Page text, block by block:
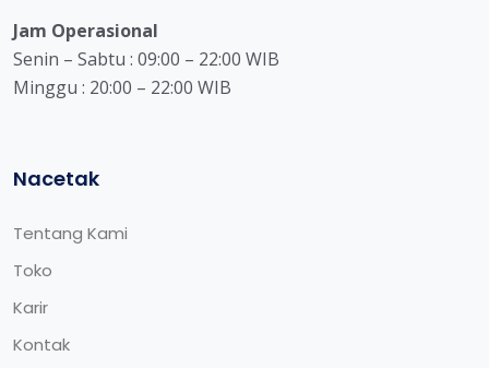
Jam Operasional
Senin – Sabtu : 09:00 – 22:00 WIB
Minggu : 20:00 – 22:00 WIB
Nacetak
Tentang Kami
Toko
Karir
Kontak